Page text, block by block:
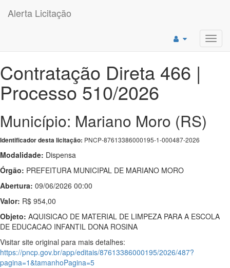
Alerta Licitação
Contratação Direta 466 |
Processo 510/2026
Município: Mariano Moro (RS)
Identificador desta licitação: PNCP-87613386000195-1-000487-2026
Modalidade: Dispensa
Órgão: PREFEITURA MUNICIPAL DE MARIANO MORO
Abertura: 09/06/2026 00:00
Valor: R$ 954,00
Objeto: AQUISICAO DE MATERIAL DE LIMPEZA PARA A ESCOLA
DE EDUCACAO INFANTIL DONA ROSINA
Visitar site original para mais detalhes:
https://pncp.gov.br/app/editais/87613386000195/2026/487?
pagina=1&tamanhoPagina=5